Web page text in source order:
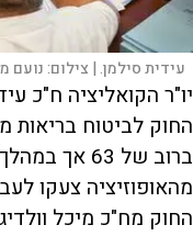
עידית סילמן. | צילום:נועם
יו"ר הקואליציה ח"כ
החוק לביטוח בריאות
ברוב של 63
מהאופוזיציה צעקו
החוק מח"כ מיכל